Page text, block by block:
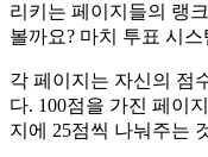
리키는 페이지들의 랭
볼까요? 마치 투표 시
각 페이지는 자신의 점
다. 100점을 가진 페이
지에 25점씩 나눠주는